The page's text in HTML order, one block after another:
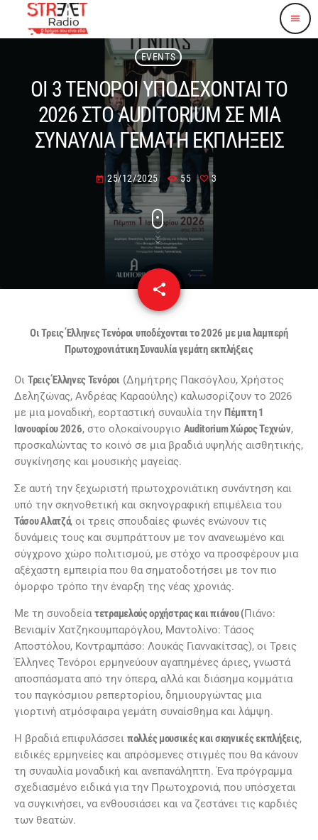
menu
EVENTS
ΟΙ 3 ΤΕΝΟΡΟΙ ΥΠΟΔΕΧΟΝΤΑΙ ΤΟ
2026 ΣΤΟ AUDITORIUM ΣΕ ΜΙΑ
ΣΥΝΑΥΛΙΑ ΓΕΜΑΤΗ ΕΚΠΛΗΞΕΙΣ
today 25/12/2025 55 3
share
email
Οι Τρεις Έλληνες Τενόροι υποδέχονται το 2026 με μια λαμπερή
Πρωτοχρονιάτικη Συναυλία γεμάτη εκπλήξεις
Οι Τρεις Έλληνες Τενόροι (Δημήτρης Πακσόγλου, Χρήστος
Δεληζώνας, Ανδρέας Καραούλης) καλωσορίζουν το 2026
με μια μοναδική, εορταστική συναυλία την Πέμπτη 1
Ιανουαρίου 2026, στο ολοκαίνουργιο Auditorium Χώρος Τεχνών,
προσκαλώντας το κοινό σε μια βραδιά υψηλής αισθητικής,
συγκίνησης και μουσικής μαγείας.
Σε αυτή την ξεχωριστή πρωτοχρονιάτικη συνάντηση και
υπό την σκηνοθετική και σκηνογραφική επιμέλεια του
Τάσου Αλατζά, οι τρεις σπουδαίες φωνές ενώνουν τις
δυνάμεις τους και συμπράττουν με τον ανανεωμένο και
σύγχρονο χώρο πολιτισμού, με στόχο να προσφέρουν μια
αξέχαστη εμπειρία που θα σηματοδοτήσει με τον πιο
όμορφο τρόπο την έναρξη της νέας χρονιάς.
Με τη συνοδείατετραμελούς ορχήστρας και πιάνου (Πιάνο:
Βενιαμίν Χατζηκουμπαρόγλου, Μαντολίνο: Τάσος
Αποστόλου, Κοντραμπάσο: Λουκάς Γιαννακίτσας), οι Τρεις
Έλληνες Τενόροι ερμηνεύουν αγαπημένες άριες, γνωστά
αποσπάσματα από την όπερα, αλλά και διάσημα κομμάτια
του παγκόσμιου ρεπερτορίου, δημιουργώντας μια
γιορτινή ατμόσφαιρα γεμάτη συναίσθημα και λάμψη.
Η βραδιά επιφυλάσσει πολλές μουσικές και σκηνικές εκπλήξεις,
ειδικές ερμηνείες και απρόσμενες στιγμές που θα κάνουν
τη συναυλία μοναδική και ανεπανάληπτη. Ένα πρόγραμμα
σχεδιασμένο ειδικά για την Πρωτοχρονιά, που υπόσχεται
να συγκινήσει, να ενθουσιάσει και να ζεστάνει τις καρδιές
των θεατών.